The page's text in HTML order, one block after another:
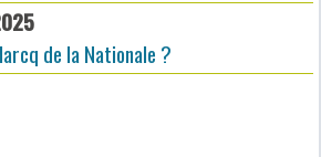
de la Nationale ?